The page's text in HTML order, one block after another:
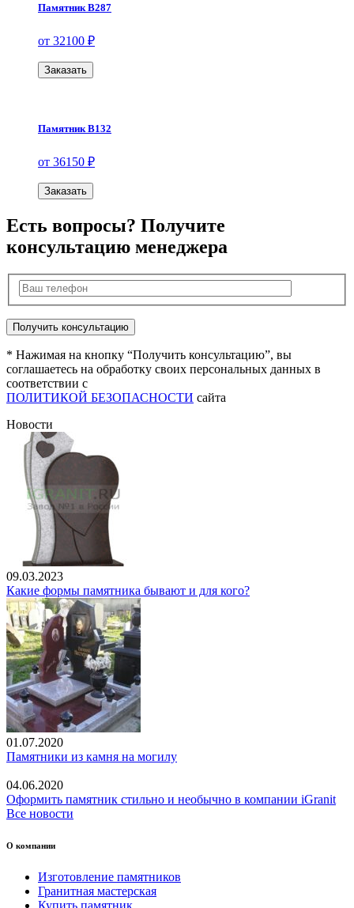
Памятник В287
от 32100 ₽
Заказать
Памятник В132
от 36150 ₽
Заказать
Есть вопросы? Получите
консультацию менеджера
* Нажимая на кнопку “Получить консультацию”, вы
соглашаетесь на обработку своих персональных данных в
соответствии с
ПОЛИТИКОЙ БЕЗОПАСНОСТИ сайта
Новости
09.03.2023
Какие формы памятника бывают и для кого?
01.07.2020
Памятники из камня на могилу
04.06.2020
Оформить памятник стильно и необычно в компании iGranit
Все новости
О компании
Изготовление памятников
Гранитная мастерская
Купить памятник